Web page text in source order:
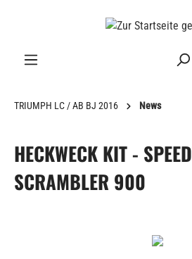
TRIUMPH LC / AB BJ 2016 News
HECKWECK KIT -
SCRAMBLER 900